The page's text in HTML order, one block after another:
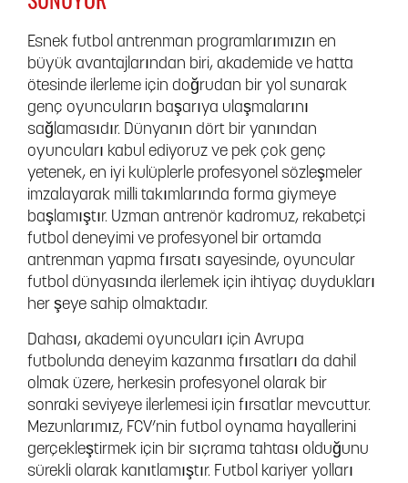
Esnek futbol antrenman programlarımızın en
büyük avantajlarından biri, akademide ve hatta
ötesinde ilerleme için doğrudan bir yol sunarak
genç oyuncuların başarıya ulaşmalarını
sağlamasıdır. Dünyanın dört bir yanından
oyuncuları kabul ediyoruz ve pek çok genç
yetenek, en iyi kulüplerle profesyonel sözleşmeler
imzalayarak milli takımlarında forma giymeye
başlamıştır. Uzman antrenör kadromuz, rekabetçi
futbol deneyimi ve profesyonel bir ortamda
antrenman yapma fırsatı sayesinde, oyuncular
futbol dünyasında ilerlemek için ihtiyaç duydukları
her şeye sahip olmaktadır.
Dahası, akademi oyuncuları için Avrupa
futbolunda deneyim kazanma fırsatları da dahil
olmak üzere, herkesin profesyonel olarak bir
sonraki seviyeye ilerlemesi için fırsatlar mevcuttur.
Mezunlarımız, FCV’nin futbol oynama hayallerini
gerçekleştirmek için bir sıçrama tahtası olduğunu
sürekli olarak kanıtlamıştır. Futbol kariyer yolları